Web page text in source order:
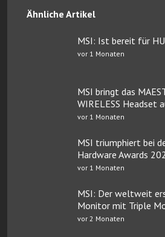
Ähnliche Artikel
MSI: Ist bereit für
vor 1 Monaten
MSI bringt das
WIRELESS Headset
vor 1 Monaten
MSI triumphiert bei
Hardware Awards
vor 1 Monaten
MSI: Der weltweit
Monitor mit Triple
vor 2 Monaten